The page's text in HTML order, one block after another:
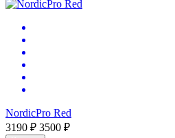
NordicPro Red
3190 ₽ 3500 ₽